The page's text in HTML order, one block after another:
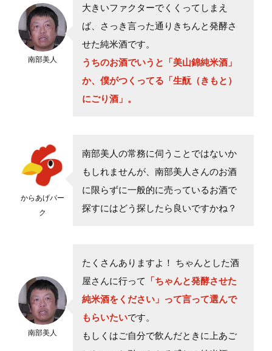
南部美人
大きいファクターでくくってしまえ
ば、さっき言った通りきちんと発酵さ
せた純米酒です。
うちのお酒でいうと「美山錦純米酒」
か、僕がつくってる「生酛（きもと）
にごり酒」。
からあげパー
ク
南部美人の常務に伺うことではないか
もしれませんが、南部美人さんのお酒
に限らずに一般的に売っているお酒で
探すにはどう探したら良いですかね？
南部美人
たくさんありますよ！ ちゃんとした酒
屋さんに行って 「ちゃんと発酵させた
純米酒をください」って言って選んで
もらいたいです。
もしくはご自分で飲んだときに上あご